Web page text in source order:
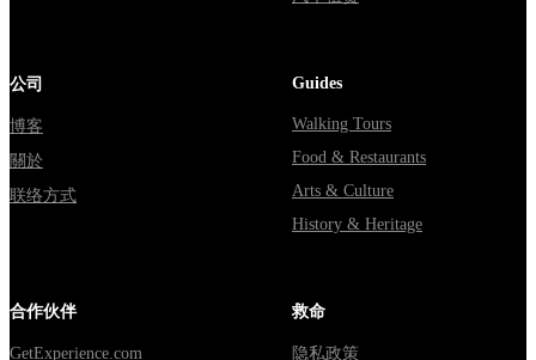
公司
博客
關於
联络方式
Guides
Walking Tours
Food & Restaurants
Arts & Culture
History & Heritage
合作伙伴
GetExperience.com
救命
隐私政策